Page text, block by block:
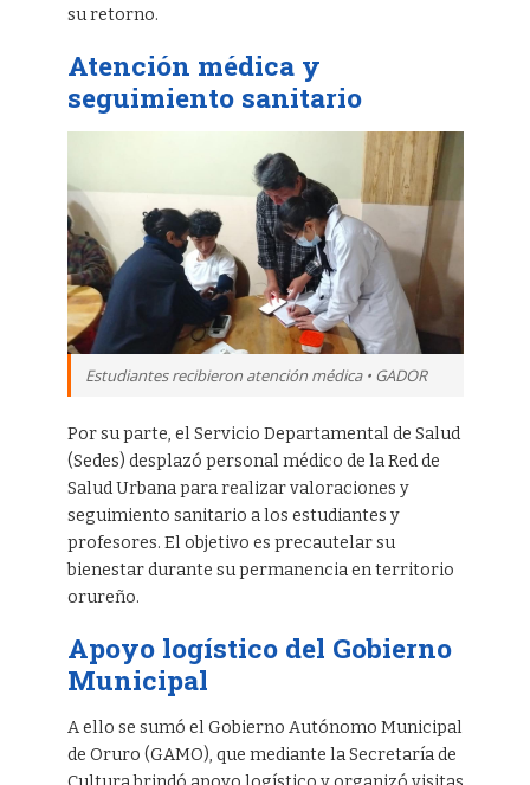
su retorno.
Atención médica y
seguimiento sanitario
Estudiantes recibieron atención médica • GADOR
Por su parte, el Servicio Departamental de Salud
(Sedes) desplazó personal médico de la Red de
Salud Urbana para realizar valoraciones y
seguimiento sanitario a los estudiantes y
profesores. El objetivo es precautelar su
bienestar durante su permanencia en territorio
orureño.
Apoyo logístico del Gobierno
Municipal
A ello se sumó el Gobierno Autónomo Municipal
de Oruro (GAMO), que mediante la Secretaría de